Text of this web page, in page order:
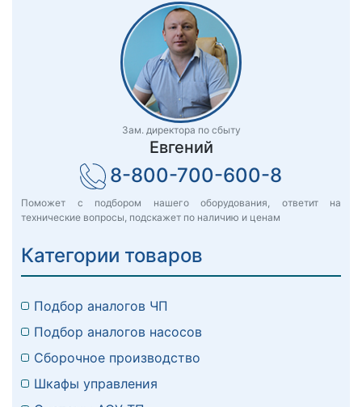
Зам. директора по сбыту
Евгений
8-800-700-600-8
Поможет с подбором нашего оборудования, ответит на
технические вопросы, подскажет по наличию и ценам
Категории товаров
Подбор аналогов ЧП
Подбор аналогов насосов
Сборочное производство
Шкафы управления